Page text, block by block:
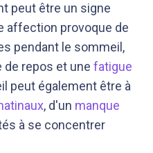
peut être un signe
affection provoque de
pendant le sommeil,
de repos et une fatigue
peut également être à
, d'un manque
à se concentrer